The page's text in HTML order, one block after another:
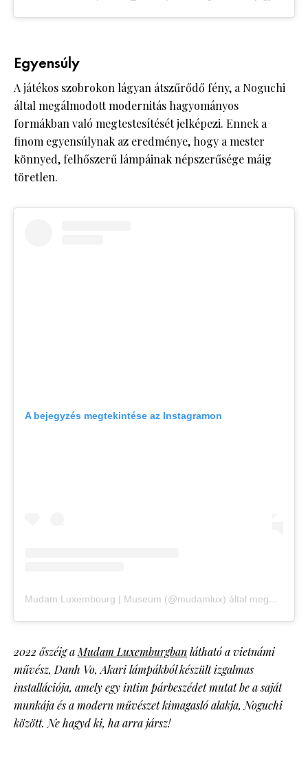
Egyensúly
A játékos szobrokon lágyan átszűrődő fény, a Noguchi
által megálmodott modernitás hagyományos
formákban való megtestesítését jelképezi. Ennek a
finom egyensúlynak az eredménye, hogy a mester
könnyed, felhőszerű lámpáinak népszerűsége máig
töretlen.
A bejegyzés megtekintése az Instagramon
Mudam Luxembourg | Museum (@mudamlux) által megosztott bejegyzés
2022 őszéig aMudam Luxemburgbanlátható a vietnámi
művész, Danh Vo, Akari lámpákból készült izgalmas
installációja, amely egy intim párbeszédet mutat be a saját
munkája és a modern művészet kimagasló alakja, Noguchi
között. Ne hagyd ki, ha arra jársz!